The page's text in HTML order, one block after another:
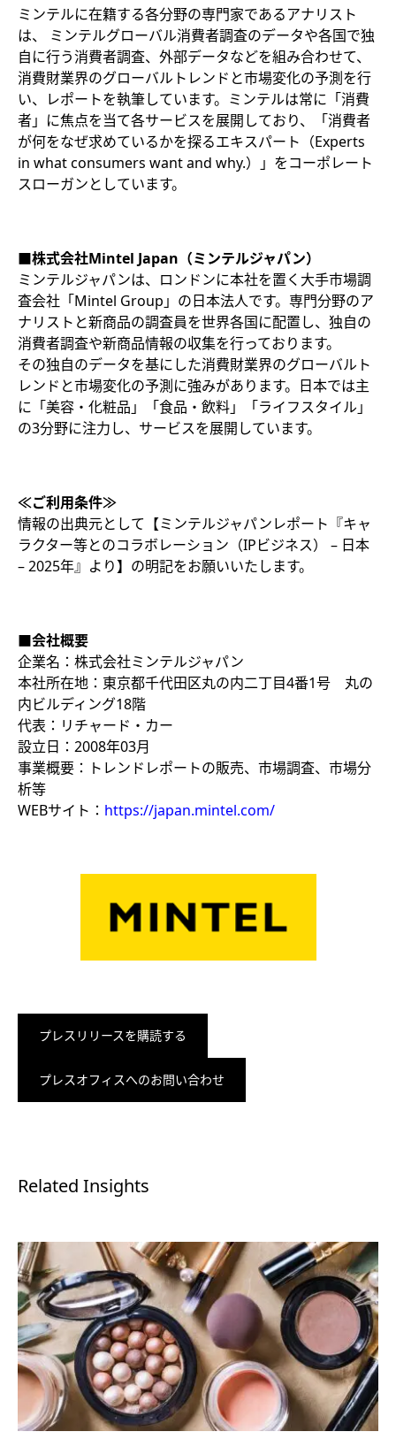
ミンテルに在籍する各分野の専門家であるアナリスト
は、 ミンテルグローバル消費者調査のデータや各国で独
自に行う消費者調査、外部データなどを組み合わせて、
消費財業界のグローバルトレンドと市場変化の予測を行
い、レポートを執筆しています。ミンテルは常に「消費
者」に焦点を当て各サービスを展開しており、「消費者
が何をなぜ求めているかを探るエキスパート（Experts
in what consumers want and why.）」をコーポレート
スローガンとしています。​
■株式会社Mintel Japan（ミンテルジャパン）
ミンテルジャパンは、ロンドンに本社を置く大手市場調
査会社「Mintel Group」の日本法人です。専門分野のア
ナリストと新商品の調査員を世界各国に配置し、独自の
消費者調査や新商品情報の収集を行っております。
その独自のデータを基にした消費財業界のグローバルト
レンドと市場変化の予測に強みがあります。日本では主
に「美容・化粧品」「食品・飲料」「ライフスタイル」
の3分野に注力し、サービスを展開しています。
≪ご利用条件≫
情報の出典元として【ミンテルジャパンレポート『キャ
ラクター等とのコラボレーション（IPビジネス） – 日本
– 2025年』より】 の明記をお願いいたします。
■会社概要
企業名：株式会社ミンテルジャパン
本社所在地：東京都千代田区丸の内二丁目4番1号 丸の
内ビルディング18階
代表：リチャード・カー
設立日：2008年03月
事業概要：トレンドレポートの販売、市場調査、市場分
析等
WEBサイト： https://japan.mintel.com/
プレスリリースを購読する
プレスオフィスへのお問い合わせ
Related Insights